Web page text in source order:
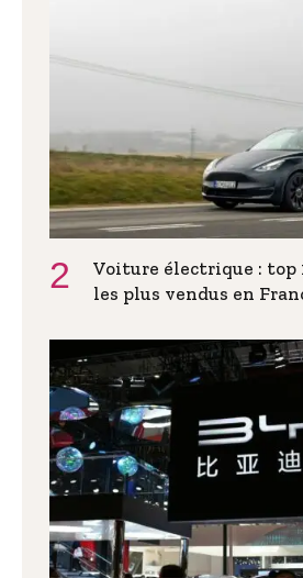
Voiture électrique : top
les plus vendus en